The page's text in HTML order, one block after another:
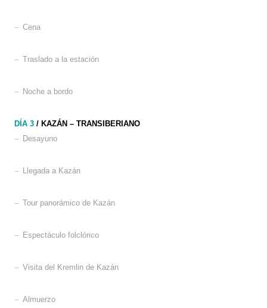
– Cena
– Traslado a la estación
– Noche a bordo
DÍA 3 / KAZÁN – TRANSIBERIANO
– Desayuno
– Llegada a Kazán
– Tour panorámico de Kazán
– Espectáculo folclórico
– Visita del Kremlin de Kazán
– Almuerzo